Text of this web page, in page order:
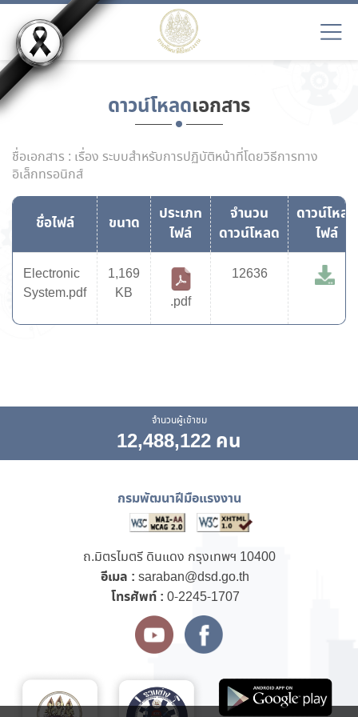
ดาวน์โหลดเอกสาร
ชื่อเอกสาร : เรื่อง ระบบสำหรับการปฏิบัติหน้าที่โดยวิธีการทาง
อิเล็กทรอนิกส์
ชื่อไฟล์ ขนาด
ประเภท
ไฟล์
จำนวน
ดาวน์โหลด
ดาวน์โหลด
ไฟล์
Electronic
System.pdf
1,169
KB
.pdf
12636
จำนวนผู้เข้าชม
12,488,122 คน
กรมพัฒนาฝีมือแรงงาน
ถ.มิตรไมตรี ดินแดง กรุงเทพฯ 10400
อีเมล : saraban@dsd.go.th
โทรศัพท์ : 0-2245-1707